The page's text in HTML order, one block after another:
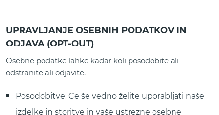
UPRAVLJANJE OSEBNIH PODATKOV IN
ODJAVA (OPT-OUT)
Osebne podatke lahko kadar koli posodobite ali
odstranite ali odjavite.
Posodobitve: Če še vedno želite uporabljati naše
izdelke in storitve in vaše ustrezne osebne